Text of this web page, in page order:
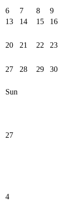
6 7 8 9
13
14 15 16
20 21 22 23
27 28 29 30
Sun
27
4